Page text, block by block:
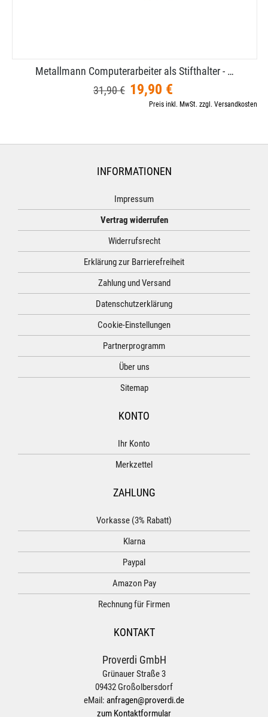
Metallmann Computerarbeiter als Stifthalter - …
31,90 € 19,90 €
Preis inkl. MwSt. zzgl. Versandkosten
INFORMATIONEN
Impressum
Vertrag widerrufen
Widerrufsrecht
Erklärung zur Barrierefreiheit
Zahlung und Versand
Datenschutzerklärung
Cookie-Einstellungen
Partnerprogramm
Über uns
Sitemap
KONTO
Ihr Konto
Merkzettel
ZAHLUNG
Vorkasse (3% Rabatt)
Klarna
Paypal
Amazon Pay
Rechnung für Firmen
KONTAKT
Proverdi GmbH
Grünauer Straße 3
09432 Großolbersdorf
eMail: anfragen@proverdi.de
zum Kontaktformular